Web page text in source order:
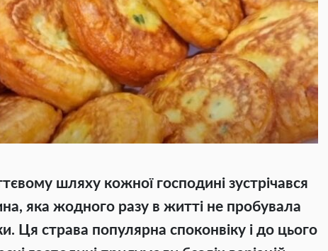
шляху кожної господині зустрічався
яка жодного разу в житті не пробувала
Ця страва популярна споконвіку і до цього